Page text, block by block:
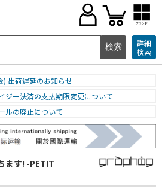
ブランド
詳細
検索
) 出荷遅延のお知らせ
ジー決済の支払期限変更について
ルの廃止について
ます! -PETIT